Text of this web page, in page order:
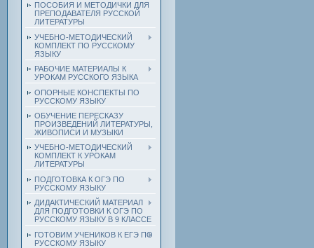
ПОСОБИЯ И МЕТОДИЧКИ ДЛЯ
ПРЕПОДАВАТЕЛЯ РУССКОЙ
ЛИТЕРАТУРЫ
УЧЕБНО-МЕТОДИЧЕСКИЙ
КОМПЛЕКТ ПО РУССКОМУ
ЯЗЫКУ
РАБОЧИЕ МАТЕРИАЛЫ К
УРОКАМ РУССКОГО ЯЗЫКА
ОПОРНЫЕ КОНСПЕКТЫ ПО
РУССКОМУ ЯЗЫКУ
ОБУЧЕНИЕ ПЕРЕСКАЗУ
ПРОИЗВЕДЕНИЙ ЛИТЕРАТУРЫ,
ЖИВОПИСИ И МУЗЫКИ
УЧЕБНО-МЕТОДИЧЕСКИЙ
КОМПЛЕКТ К УРОКАМ
ЛИТЕРАТУРЫ
ПОДГОТОВКА К ОГЭ ПО
РУССКОМУ ЯЗЫКУ
ДИДАКТИЧЕСКИЙ МАТЕРИАЛ
ДЛЯ ПОДГОТОВКИ К ОГЭ ПО
РУССКОМУ ЯЗЫКУ В 9 КЛАССЕ
ГОТОВИМ УЧЕНИКОВ К ЕГЭ ПО
РУССКОМУ ЯЗЫКУ